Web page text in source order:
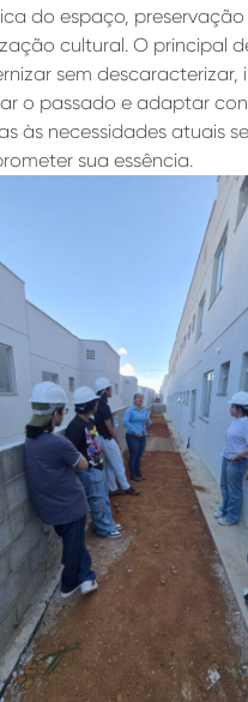
do espaço,
cultural. O principal
sem descaracterizar,
o passado e adaptar
às necessidades atuais
sua essência.